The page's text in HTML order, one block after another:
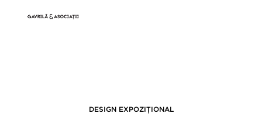
DESIGN EXPOZIȚIONAL